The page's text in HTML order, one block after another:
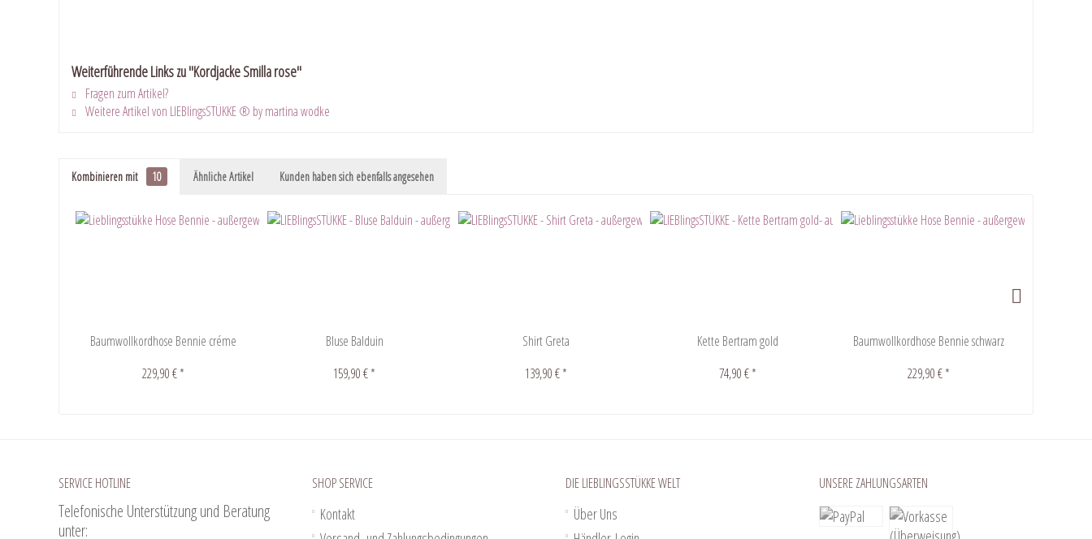
Weiterführende Links zu "Kordjacke Smilla rose"
Fragen zum Artikel?
Weitere Artikel von LIEBlingsSTÜKKE ® by martina wodke
Kombinieren mit 10 Ähnliche Artikel Kunden haben sich ebenfalls angesehen
Baumwollkordhose Bennie créme
229,90 € *
Bluse Balduin
159,90 € *
Shirt Greta
139,90 € *
Kette Bertram gold
74,90 € *
Baumwollkordhose Bennie schwarz
229,90 € *
SERVICE HOTLINE
Telefonische Unterstützung und Beratung
unter:
SHOP SERVICE
Kontakt
DIE LIEBLINGSSTÜKKE WELT
Über Uns
UNSERE ZAHLUNGSARTEN